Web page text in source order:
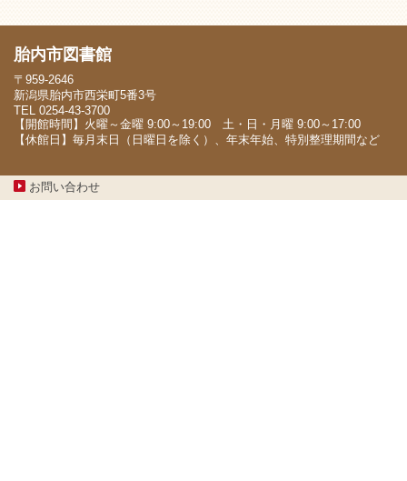
胎内市図書館
〒959-2646
新潟県胎内市西栄町5番3号
TEL 0254-43-3700
【開館時間】火曜～金曜 9:00～19:00 土・日・月曜 9:00～17:00
【休館日】毎月末日（日曜日を除く）、年末年始、特別整理期間など
お問い合わせ